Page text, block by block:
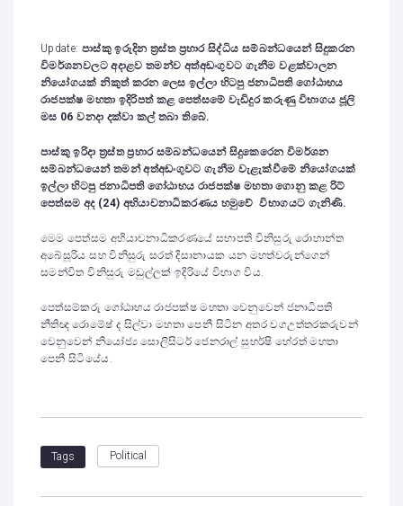
Update: පාස්කු ඉරුදින ත්‍රස්ත ප්‍රහාර සිද්ධිය සම්බන්ධයෙන් සිදුකරන
විමර්ශනවලට අදාළව තමන්ව අත්අඩංගුවට ගැනීම වළක්වාලන
නියෝගයක් නිකුත් කරන ලෙස ඉල්ලා හිටපු ජනාධිපති ගෝඨාභය
රාජපක්ෂ මහතා ඉදිරිපත් කළ පෙත්සමේ වැඩිදුර කරුණු විභාගය ජූලි
මස 06 වනදා දක්වා කල් තබා තිබේ.
පාස්කු ඉරිදා ත්‍රස්ත ප්‍රහාර සම්බන්ධයෙන් සිදුකෙරෙන විමර්ශන
සම්බන්ධයෙන් තමන් අත්අඩංගුවට ගැනීම වැළැක්වීමේ නියෝගයක්
ඉල්ලා හිටපු ජනාධිපති ගෝඨාභය රාජපක්ෂ මහතා ගොනු කළ රිට්
පෙත්සම අද (24) අභියාචනාධිකරණය හමුවේ විභාගයට ගැනිණි.
මෙම පෙත්සම අභියාචනාධිකරණයේ සභාපති විනිසුරු රොහාන්ත
අබේසූරිය සහ විනිසුරු සරත් දිසානායක යන මහත්වරුන්ගෙන්
සමන්විත විනිසුරු මඩුල්ලක් ඉදිරියේ විභාග විය.
පෙත්සම්කරු ගෝඨාභය රාජපක්ෂ මහතා වෙනුවෙන් ජනාධිපති
නීතිඥ රොමේෂ් ද සිල්වා මහතා පෙනී සිටින අතර වගඋත්තරකරුවන්
වෙනුවෙන් නියෝජ්‍ය සොලිසිටර් ජෙනරාල් සුහර්ෂි හේරත් මහතා
පෙනී සිටියේය.
Tags Political